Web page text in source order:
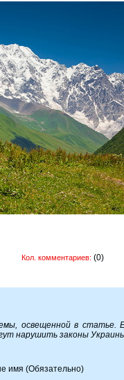
Кол. комментариев: (0)
освещенной в статье.
нарушить законы
имя (Обязательно)